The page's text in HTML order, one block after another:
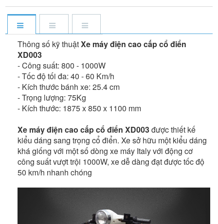
Thông số kỹ thuậtXe máy điện cao cấp cổ điển
XD003
- Công suất: 800 - 1000W
- Tốc độ tối đa: 40 - 60 Km/h
- Kích thước bánh xe: 25.4 cm
- Trọng lượng: 75Kg
- Kích thước: 1875 x 850 x 1100 mm
Xe máy điện cao cấp cổ điển XD003được thiết kế
kiểu dáng sang trọng cổ điển. Xe sở hữu một kiểu dáng
khá giống với một số dòng xe máy Italy với động cơ
công suất vượt trội 1000W, xe dễ dàng đạt được tốc độ
50 km/h nhanh chóng